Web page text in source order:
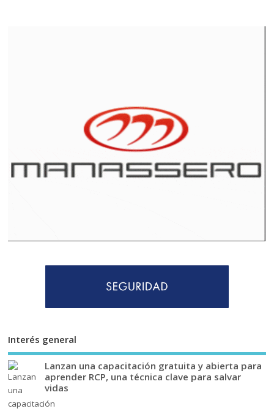
Interés general
Lanzan una capacitación gratuita y abierta para
aprender RCP, una técnica clave para salvar
vidas